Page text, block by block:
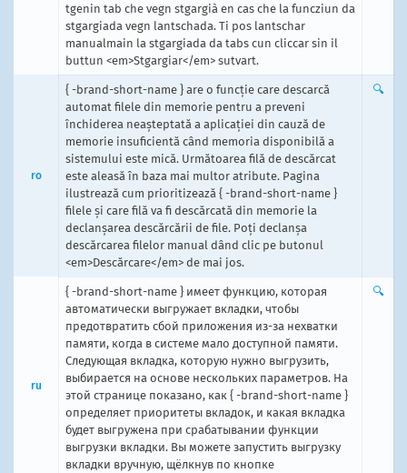
tgenin tab che vegn stgargià en cas che la funcziun da
stgargiada vegn lantschada. Ti pos lantschar
manualmain la stgargiada da tabs cun cliccar sin il
buttun <em>Stgargiar</em> sutvart.
ro
{ -brand-short-name } are o funcție care descarcă
automat filele din memorie pentru a preveni
închiderea neașteptată a aplicației din cauză de
memorie insuficientă când memoria disponibilă a
sistemului este mică. Următoarea filă de descărcat
este aleasă în baza mai multor atribute. Pagina
ilustrează cum prioritizează { -brand-short-name }
filele și care filă va fi descărcată din memorie la
declanșarea descărcării de file. Poți declanșa
descărcarea filelor manual dând clic pe butonul
<em>Descărcare</em> de mai jos.
🔍
ru
{ -brand-short-name } имеет функцию, которая
автоматически выгружает вкладки, чтобы
предотвратить сбой приложения из-за нехватки
памяти, когда в системе мало доступной памяти.
Следующая вкладка, которую нужно выгрузить,
выбирается на основе нескольких параметров. На
этой странице показано, как { -brand-short-name }
определяет приоритеты вкладок, и какая вкладка
будет выгружена при срабатывании функции
выгрузки вкладки. Вы можете запустить выгрузку
вкладки вручную, щёлкнув по кнопке
🔍